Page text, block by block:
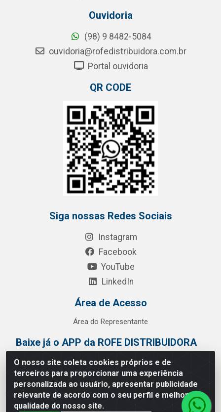
O nosso site coleta cookies próprios e de
terceiros para proporcionar uma experiência
personalizada ao usuário, apresentar publicidade
relevante de acordo com o seu perfil e melhorar a
qualidade do nosso site.
Ouvidoria
(98) 9 8482-5084
ouvidoria@rofedistribuidora.com.br
Portal ouvidoria
QR CODE
Siga nossas Redes Sociais
Instagram
Facebook
YouTube
LinkedIn
Área de Acesso
Área do Representante
Baixe já o APP da ROFE DISTRIBUIDORA